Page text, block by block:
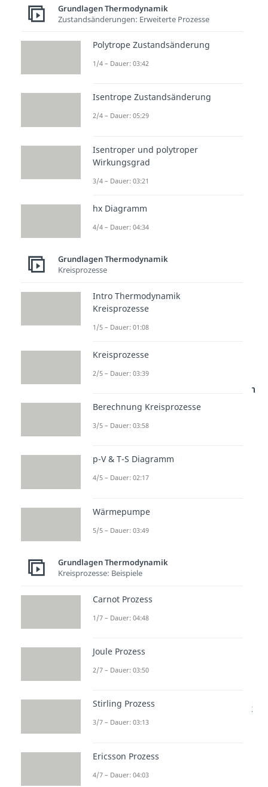
da diese eine andere
Wärmekapazität als Wasser
besitzt und wir daher nach der
Formel im vorherigen Abschnitt
erwarten. Diese zwei
Beobachtungen können wir in
Du solltest bei dieser Formel aber
die Wärmekapazität hat. Der
Begriff Kapazität ist unglücklich
die falsche Vorstellung
Wärmeenergie
um die Energie
aber
nicht mehr als diejenige
Energie, die notwendig ist, um
die Temperatur eines bestimmten
Körpers um den Betrag
ändern.
Zusammenhang zur
inneren Energie
Wie im ersten Abschnitt erwähnt
wurde, ist die Wärmeenergie ein
Systems. Der Zusammenhang
zwischen innerer Energie
1. Hauptsatz der Thermodynamik
gegeben und lautet
Hier beschreibt
Grundlagen Thermodynamik
Zustandsänderungen: Erweiterte Prozesse
Polytrope Zustandsänderung
1/4 – Dauer: 03:42
Isentrope Zustandsänderung
2/4 – Dauer: 05:29
Isentroper und polytroper
Wirkungsgrad
3/4 – Dauer: 03:21
hx Diagramm
4/4 – Dauer: 04:34
Grundlagen Thermodynamik
Kreisprozesse
Intro Thermodynamik
Kreisprozesse
1/5 – Dauer: 01:08
Kreisprozesse
2/5 – Dauer: 03:39
Berechnung Kreisprozesse
3/5 – Dauer: 03:58
p-V & T-S Diagramm
4/5 – Dauer: 02:17
Wärmepumpe
5/5 – Dauer: 03:49
Grundlagen Thermodynamik
Kreisprozesse: Beispiele
Carnot Prozess
1/7 – Dauer: 04:48
Joule Prozess
2/7 – Dauer: 03:50
Stirling Prozess
3/7 – Dauer: 03:13
Ericsson Prozess
4/7 – Dauer: 04:03